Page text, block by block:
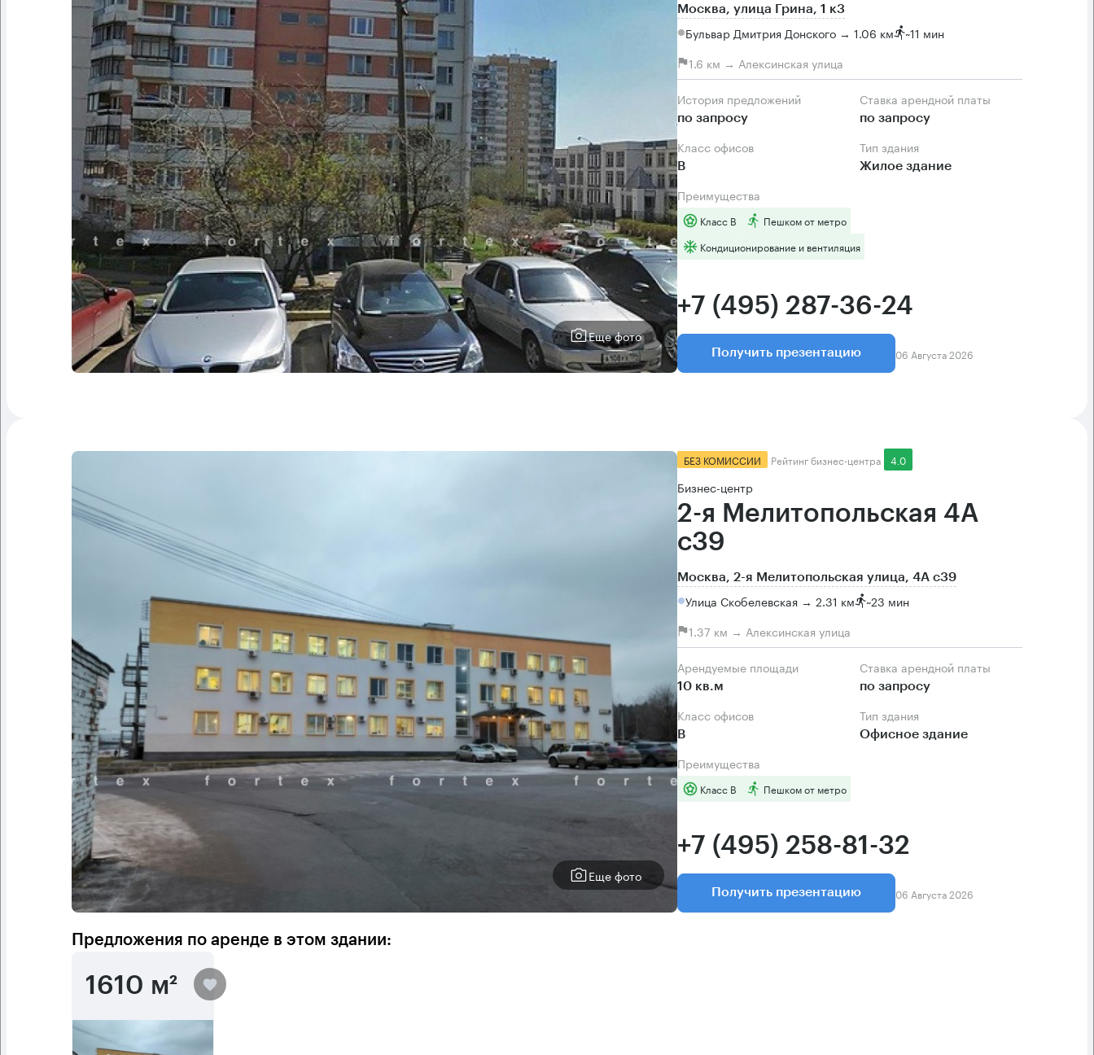
Еще фото
Москва, улица Грина, 1 к3
Бульвар Дмитрия Донского → 1.06 км ~11 мин
1.6 км → Алексинская улица
История предложений
по запросу
Ставка арендной платы
по запросу
Класс офисов
B
Тип здания
Жилое здание
Преимущества
Класс B
Пешком от метро
Кондиционирование и вентиляция
+7 (495) 287-36-24
Получить презентацию 06 Августа 2026
Еще фото
БЕЗ КОМИССИИ Рейтинг бизнес-центра 4.0
Бизнес-центр
2-я Мелитопольская 4А
с39
Москва, 2-я Мелитопольская улица, 4А с39
Улица Скобелевская → 2.31 км ~23 мин
1.37 км → Алексинская улица
Арендуемые площади
10 кв.м
Ставка арендной платы
по запросу
Класс офисов
B
Тип здания
Офисное здание
Преимущества
Класс B Пешком от метро
+7 (495) 258-81-32
Получить презентацию 06 Августа 2026
Предложения по аренде в этом здании:
1610 м²